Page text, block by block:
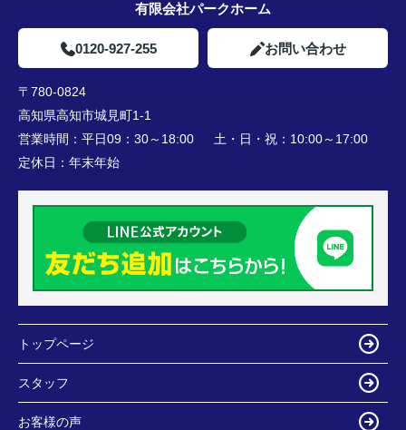
有限会社パークホーム
0120-927-255 お問い合わせ
〒780-0824
高知県高知市城見町1-1
営業時間： 平日09：30～18:00 土・日・祝：10:00～17:00
定休日： 年末年始
トップページ
スタッフ
お客様の声